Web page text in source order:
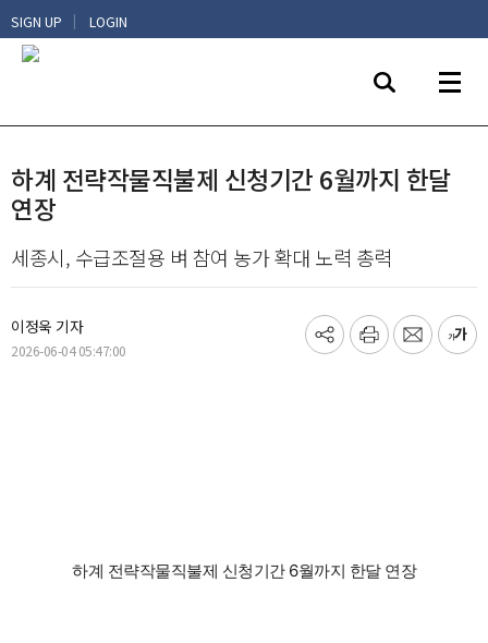
SIGN UP | LOGIN
하계 전략작물직불제 신청기간 6월까지 한달
연장
세종시, 수급조절용 벼 참여 농가 확대 노력 총력
이정욱 기자
2026-06-04 05:47:00
기
프
메
글
하계 전략작물직불제 신청기간 6월까지 한달 연장